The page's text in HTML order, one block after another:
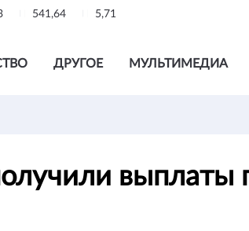
541,64 5,71
ДРУГОЕ МУЛЬТИМЕДИА
выплаты